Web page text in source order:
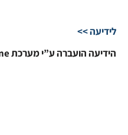
לידיעה >>
הידיעה הועברה ע”י מערכת PharmaLine